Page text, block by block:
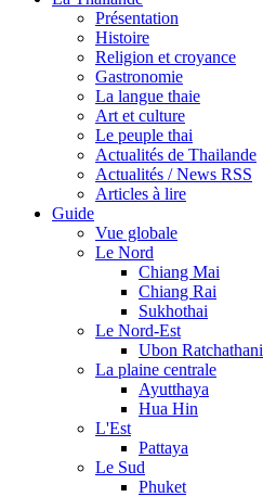
Présentation
Histoire
Religion et croyance
Gastronomie
La langue thaie
Art et culture
Le peuple thai
Actualités de Thailande
Actualités / News RSS
Articles à lire
Guide
Vue globale
Le Nord
Chiang Mai
Chiang Rai
Sukhothai
Le Nord-Est
Ubon Ratchathani
La plaine centrale
Ayutthaya
Hua Hin
L'Est
Pattaya
Le Sud
Phuket